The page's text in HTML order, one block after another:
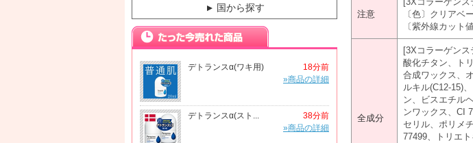
▼ 国から探す
デトランスα(ワキ用)
18分前
»商品の詳細
デトランスα(スト...
38分前
»商品の詳細
注意
〔色〕クリアベ
〔紫外線カット
全成分
[3Xコラーゲン
酸化チタン、ト
合成ワックス、
ルキル(C12-15)
ン、ビスエチル
ンワックス、CI
セリル、ポリメ
77499、トリエ